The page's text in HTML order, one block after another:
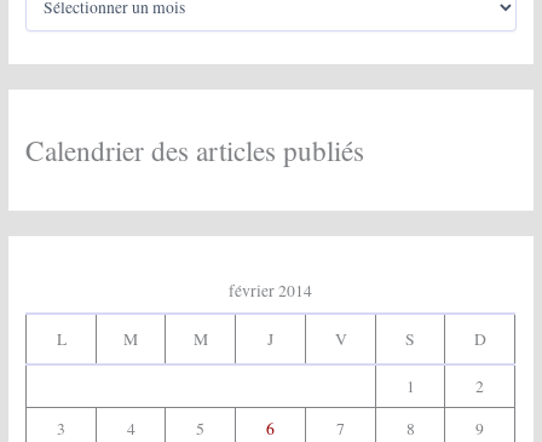
h
i
e
s
Calendrier des articles publiés
février 2014
L M M J V S D
1
2
3
4 5 6 7 8
9